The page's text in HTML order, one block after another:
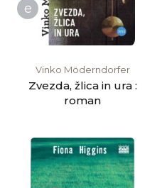
e
Vinko Möderndorfer
Zvezda, žlica in ura :
roman